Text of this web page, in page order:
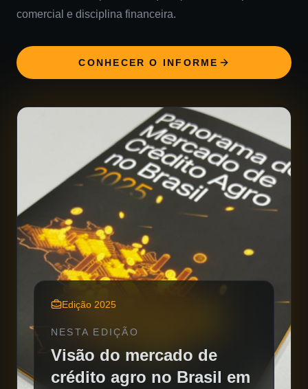
comercial e disciplina financeira.
CONHECER O INFORME
Edição 2025
NESTA EDIÇÃO
Visão do mercado de
crédito agro no Brasil em